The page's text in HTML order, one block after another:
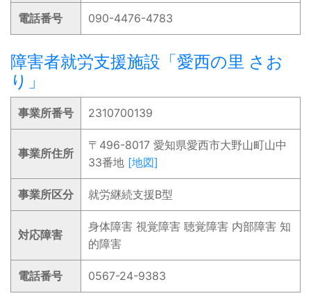
電話番号 090-4476-4783
障害者就労支援施設「愛西の里 さお
り」
事業所番号 2310700139
事業所住所
〒496-8017 愛知県愛西市大野山町山中
33番地 [地図]
事業所区分 就労継続支援B型
対応障害
身体障害 視覚障害 聴覚障害 内部障害 知
的障害
電話番号 0567-24-9383